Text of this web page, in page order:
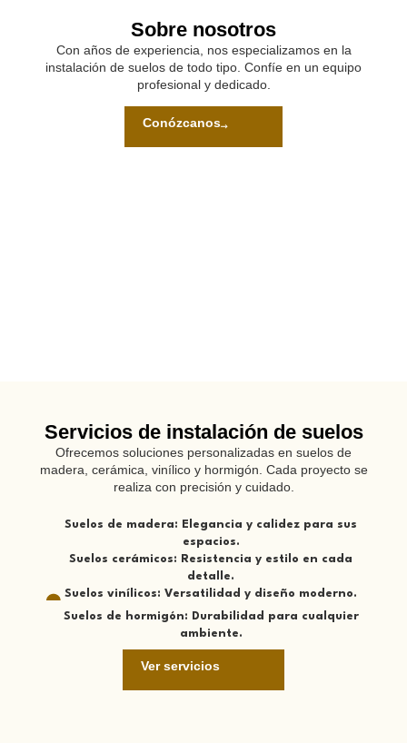
Sobre nosotros
Con años de experiencia, nos especializamos en la
instalación de suelos de todo tipo. Confíe en un equipo
profesional y dedicado.
Conózcanos
Servicios de instalación de suelos
Ofrecemos soluciones personalizadas en suelos de
madera, cerámica, vinílico y hormigón. Cada proyecto se
realiza con precisión y cuidado.
Suelos de madera: Elegancia y calidez para sus
espacios.
Suelos cerámicos: Resistencia y estilo en cada
detalle.
Suelos vinílicos: Versatilidad y diseño moderno.
Suelos de hormigón: Durabilidad para cualquier
ambiente.
Ver servicios